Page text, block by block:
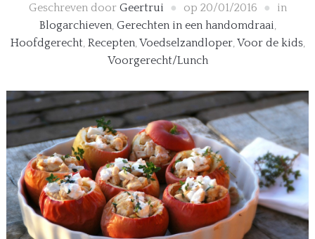
Geschreven door Geertrui op 20/01/2016
in
Blogarchieven, Gerechten in een handomdraai,
Hoofdgerecht, Recepten,Voedselzandloper,Voor de kids,
Voorgerecht/Lunch